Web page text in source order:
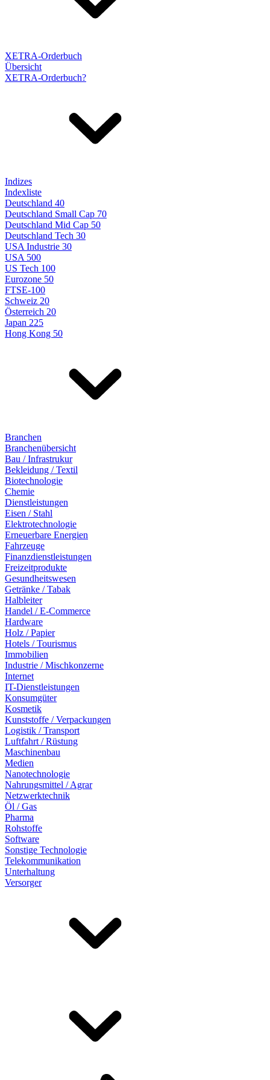
XETRA-Orderbuch
Übersicht
XETRA-Orderbuch?
Indizes
Indexliste
Deutschland 40
Deutschland Small Cap 70
Deutschland Mid Cap 50
Deutschland Tech 30
USA Industrie 30
USA 500
US Tech 100
Eurozone 50
FTSE-100
Schweiz 20
Österreich 20
Japan 225
Hong Kong 50
Branchen
Branchenübersicht
Bau / Infrastrukur
Bekleidung / Textil
Biotechnologie
Chemie
Dienstleistungen
Eisen / Stahl
Elektrotechnologie
Erneuerbare Energien
Fahrzeuge
Finanzdienstleistungen
Freizeitprodukte
Gesundheitswesen
Getränke / Tabak
Halbleiter
Handel / E-Commerce
Hardware
Holz / Papier
Hotels / Tourismus
Immobilien
Industrie / Mischkonzerne
Internet
IT-Dienstleistungen
Konsumgüter
Kosmetik
Kunststoffe / Verpackungen
Logistik / Transport
Luftfahrt / Rüstung
Maschinenbau
Medien
Nanotechnologie
Nahrungsmittel / Agrar
Netzwerktechnik
Öl / Gas
Pharma
Rohstoffe
Software
Sonstige Technologie
Telekommunikation
Unterhaltung
Versorger